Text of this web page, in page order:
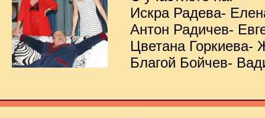
Искра Радева-
Антон Радичев-
Цветана Горкиева-
Благой Бойчев-